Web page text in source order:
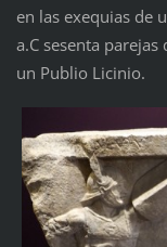
en las exequias de
a.C sesenta
un Publio Licinio.